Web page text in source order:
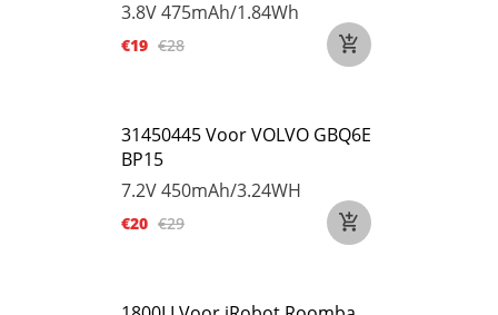
3.8V475mAh/1.84Wh
€19 €28
31450445 Voor VOLVO GBQ6E
BP15
7.2V450mAh/3.24WH
€20 €29